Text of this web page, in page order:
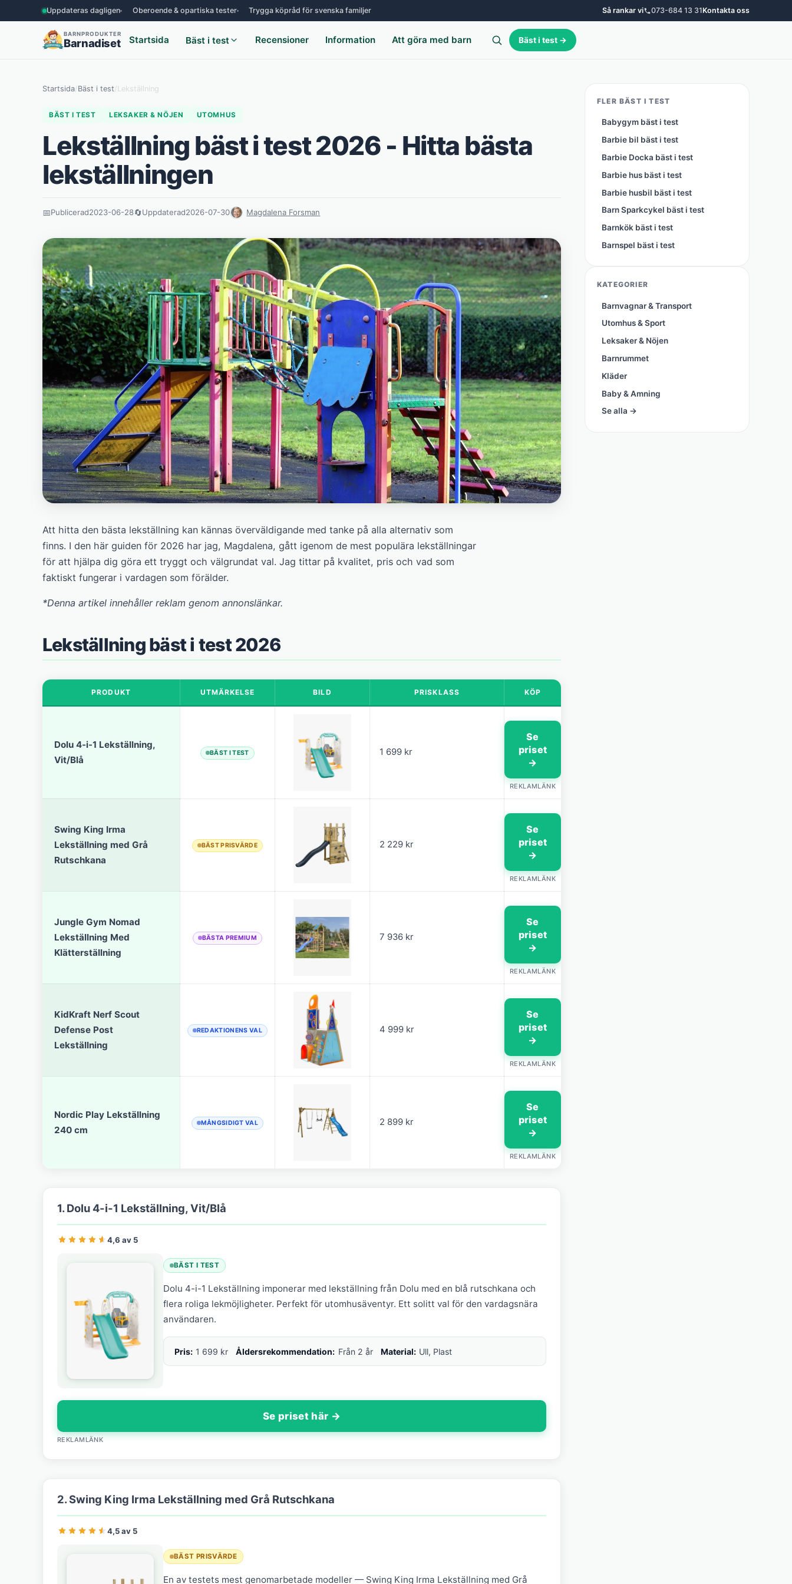
Uppdateras dagligen Oberoende & opartiska tester Trygga köpråd för svenska familjer Så rankar vi 073-684 13 31Kontakta oss
BARNPRODUKTER
Barnadiset Startsida Bäst i test Recensioner Information Att göra med barn Bäst i test →
Startsida/Bäst i test/ Lekställning
BÄST I TEST LEKSAKER & NÖJEN UTOMHUS
Lekställning bäst i test 2026 - Hitta bästa
lekställningen
📅Publicerad2023-06-28🔄Uppdaterad2026-07-30 Magdalena Forsman
Att hitta den bästa lekställning kan kännas överväldigande med tanke på alla alternativ som
finns. I den här guiden för 2026 har jag, Magdalena, gått igenom de mest populära lekställningar
för att hjälpa dig göra ett tryggt och välgrundat val. Jag tittar på kvalitet, pris och vad som
faktiskt fungerar i vardagen som förälder.
*Denna artikel innehåller reklam genom annonslänkar.
Lekställning bäst i test 2026
PRODUKT UTMÄRKELSE BILD PRISKLASS KÖP
Dolu 4-i-1 Lekställning,
Vit/Blå
BÄST I TEST 1 699 kr
Se
priset
→
REKLAMLÄNK
Swing King Irma
Lekställning med Grå
Rutschkana
BÄST PRISVÄRDE 2 229 kr
Se
priset
→
REKLAMLÄNK
Jungle Gym Nomad
Lekställning Med
Klätterställning
BÄSTA PREMIUM 7 936 kr
Se
priset
→
REKLAMLÄNK
KidKraft Nerf Scout
Defense Post
Lekställning
REDAKTIONENS VAL 4 999 kr
Se
priset
→
REKLAMLÄNK
Nordic Play Lekställning
240 cm
MÅNGSIDIGT VAL 2 899 kr
Se
priset
→
REKLAMLÄNK
1. Dolu 4-i-1 Lekställning, Vit/Blå
4,6 av 5
BÄST I TEST
Dolu 4-i-1 Lekställning imponerar med lekställning från Dolu med en blå rutschkana och
flera roliga lekmöjligheter. Perfekt för utomhusäventyr. Ett solitt val för den vardagsnära
användaren.
Pris: 1 699 kr Åldersrekommendation: Från 2 år Material: Ull, Plast
Se priset här →
REKLAMLÄNK
2. Swing King Irma Lekställning med Grå Rutschkana
4,5 av 5
BÄST PRISVÄRDE
En av testets mest genomarbetade modeller — Swing King Irma Lekställning med Grå
FLER BÄST I TEST
Babygym bäst i test
Barbie bil bäst i test
Barbie Docka bäst i test
Barbie hus bäst i test
Barbie husbil bäst i test
Barn Sparkcykel bäst i test
Barnkök bäst i test
Barnspel bäst i test
KATEGORIER
Barnvagnar & Transport
Utomhus & Sport
Leksaker & Nöjen
Barnrummet
Kläder
Baby & Amning
Se alla →